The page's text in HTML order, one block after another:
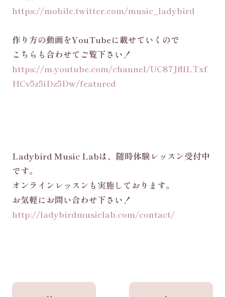
https://mobile.twitter.com/music_ladybird
作り方の動画をYouTubeに載せていくので
こちらも合わせてご覧下さい！
https://m.youtube.com/channel/UC87JfllLTxf
HCv5z5iDz5Dw/featured
Ladybird Music Labは、随時体験レッスン受付中
です。
オンラインレッスンも実施しております。
お気軽にお問い合わせ下さい！
http://ladybirdmusiclab.com/contact/